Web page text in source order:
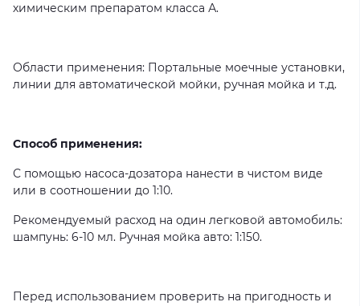
химическим препаратом класса А.
Области применения: Портальные моечные установки,
линии для автоматической мойки, ручная мойка и т.д.
Способ применения:
С помощью насоса-дозатора нанести в чистом виде
или в соотношении до 1:10.
Рекомендуемый расход на один легковой автомобиль:
шампунь: 6-10 мл. Ручная мойка авто: 1:150.
Перед использованием проверить на пригодность и